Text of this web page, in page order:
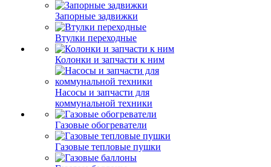
Запорные задвижки
Втулки переходные
Колонки и запчасти к ним
Насосы и запчасти для
коммунальной техники
Газовые обогреватели
Газовые тепловые пушки